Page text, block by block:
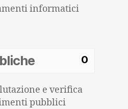
informatici
0
e verifica
pubblici